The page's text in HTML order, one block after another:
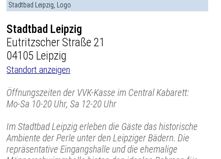
Stadtbad Leipzig, Logo
Stadtbad Leipzig
Eutritzscher Straße 21
04105 Leipzig
Standort anzeigen
Öffnungszeiten der VVK-Kasse im Central Kabarett:
Mo-Sa 10-20 Uhr, Sa 12-20 Uhr
Im Stadtbad Leipzig erleben die Gäste das historische
Ambiente der Perle unter den Leipziger Bädern. Die
repräsentative Eingangshalle und die ehemalige